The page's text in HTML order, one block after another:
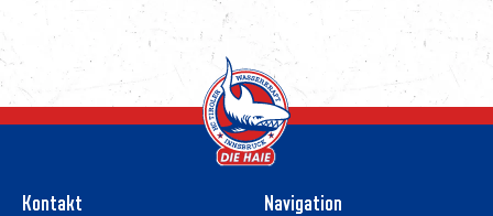
Kontakt Navigation